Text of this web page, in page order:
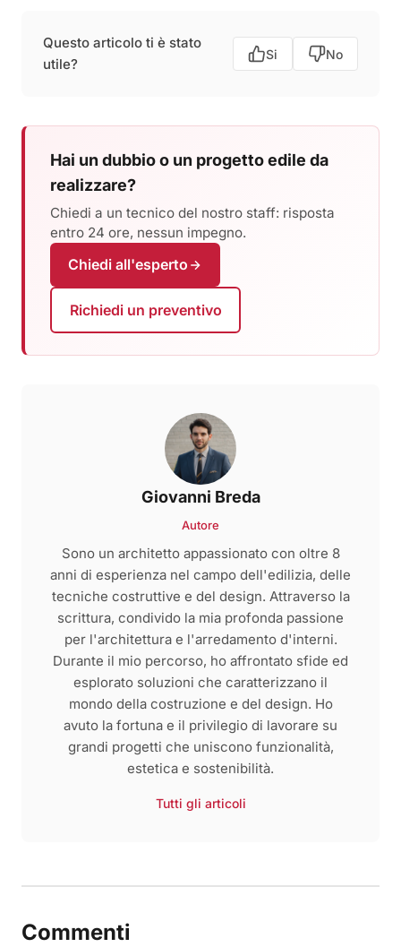
Questo articolo ti è stato
utile?
Si No
Hai un dubbio o un progetto edile da
realizzare?
Chiedi a un tecnico del nostro staff: risposta
entro 24 ore, nessun impegno.
Chiedi all'esperto
Richiedi un preventivo
Giovanni Breda
Autore
Sono un architetto appassionato con oltre 8
anni di esperienza nel campo dell'edilizia, delle
tecniche costruttive e del design. Attraverso la
scrittura, condivido la mia profonda passione
per l'architettura e l'arredamento d'interni.
Durante il mio percorso, ho affrontato sfide ed
esplorato soluzioni che caratterizzano il
mondo della costruzione e del design. Ho
avuto la fortuna e il privilegio di lavorare su
grandi progetti che uniscono funzionalità,
estetica e sostenibilità.
Tutti gli articoli
Commenti